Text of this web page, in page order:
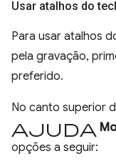
Usar atalhos do
Para usar atalhos
pela gravação,
preferido.
No canto superior
Ajuda
opções a seguir: